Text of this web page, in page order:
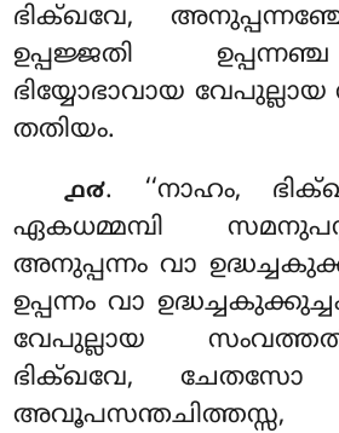
ഭിക്ഖവേ,
ഉപ്പജ്ജതി
ഭിയ്യോഭാവായ വേപുല്ലായ
തതിയം.
൧൪. ‘‘നാഹം,
ഏകധമ്മമ്പി
അനുപ്പന്നം വാ
ഉപ്പന്നം വാ
വേപുല്ലായ
ഭിക്ഖവേ,